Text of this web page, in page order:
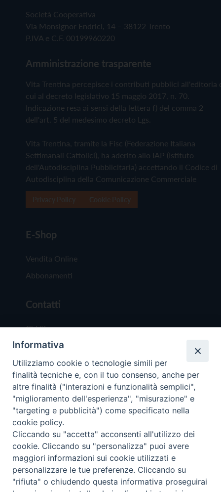
Società Cooperativa
Via Monsignor Endrici, 14 – 38122 Trento
P.IVA e C.F. 00199960220
Amministrazione trasparente
Vita Trentina percepisce i contributi pubblici all'editoria
cui al decreto legislativo 15 maggio 2017, n. 70.
Indicazione resa ai sensi della lettera f) del comma 2
dell'art. 5 del medesimo decreto Lgs.
Vita Trentina, tramite la Fisc (Federazione Italiana
Settimanali Cattolici), ha aderito allo IAP (Istituto
dell'Autodisciplina Pubblicitaria) accettando il Codice di
Autodisciplina della Comunicazione Commerciale
E-Shop
Vendita Online
Abbonamenti
Contatti
Chi Siamo
Redazione
Scrivici
Copyright © 2019 - Tutti i diritti riservati - Vita
Trentina Editrice
Privacy Policy
Torna
Informativa
Utilizziamo cookie o tecnologie simili per
finalità tecniche e, con il tuo consenso, anche per
altre finalità ("interazioni e funzionalità semplici",
"miglioramento dell'esperienza", "misurazione" e
"targeting e pubblicità") come specificato nella
cookie policy.
Cliccando su "accetta" acconsenti all'utilizzo dei
cookie. Cliccando su "personalizza" puoi avere
maggiori informazioni sui cookie utilizzati e
personalizzare le tue preferenze. Cliccando su
"rifiuta" o chiudendo questa informativa proseguirai